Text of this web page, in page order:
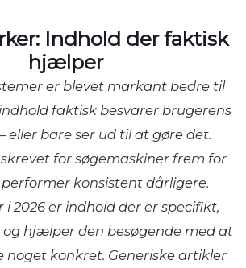
Indhold der faktisk
hjælper
er blevet markant bedre til
faktisk besvarer brugerens
eller bare ser ud til at gøre det.
for søgemaskiner frem for
konsistent dårligere.
i 2026 er indhold der er specifikt,
hjælper den besøgende med at
noget konkret. Generiske artikler